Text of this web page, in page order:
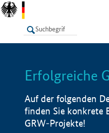
LISTE
Erfolgreiche
Auf der folgenden
finden Sie konkrete
GRW-Projekte!